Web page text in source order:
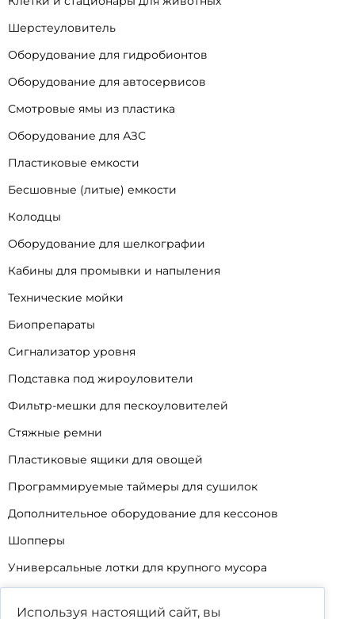
Шерстеуловитель
Оборудование для гидробионтов
Оборудование для автосервисов
Смотровые ямы из пластика
Оборудование для АЗС
Пластиковые емкости
Бесшовные (литые) емкости
Колодцы
Оборудование для шелкографии
Кабины для промывки и напыления
Технические мойки
Биопрепараты
Сигнализатор уровня
Подставка под жироуловители
Фильтр-мешки для пескоуловителей
Стяжные ремни
Пластиковые ящики для овощей
Программируемые таймеры для сушилок
Дополнительное оборудование для кессонов
Шопперы
Универсальные лотки для крупного мусора
Используя настоящий сайт, вы